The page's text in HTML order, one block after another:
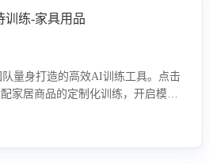
训练-家具用品
量身打造的高效AI训练工具。点击
家居商品的定制化训练，开启模拟
业应对能力。